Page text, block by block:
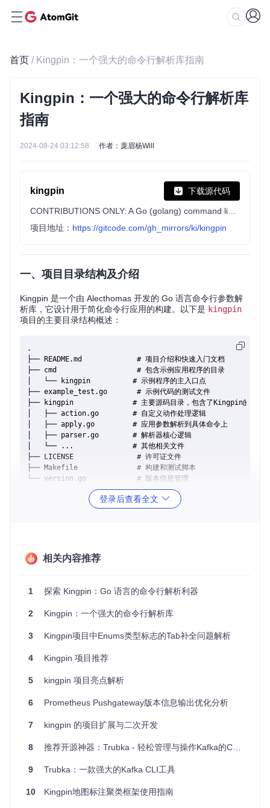
首页 / Kingpin：一个强大的命令行解析库指南
Kingpin：一个强大的命令行解析库
指南
2024-08-24 03:12:58 作者：庞眉杨Will
kingpin 下载源代码
项目地址： https://gitcode.com/gh_mirrors/ki/kingpin
一、项目目录结构及介绍
Kingpin 是一个由 Alecthomas 开发的 Go 语言命令行参数解
析库，它设计用于简化命令行应用的构建。以下是 kingpin
项目的主要目录结构概述：
.
├── README.md             # 项目介绍和快速入门文档
├── cmd                   # 包含示例应用程序的目录
│   └── kingpin          # 示例程序的主入口点
├── example_test.go       # 示例代码的测试文件
├── kingpin              # 主要源码目录，包含了Kingpin的核心功
│   ├── action.go        # 自定义动作处理逻辑
│   ├── apply.go         # 应用参数解析到具体命令上
│   ├── parser.go        # 解析器核心逻辑
│   └── ...              # 其他相关文件
├── LICENSE               # 许可证文件
├── Makefile              # 构建和测试脚本
└── version.go            # 版本信息管理
二、项目的启动文件介绍
在cmd/kingpin
目录下通常能找到项目的一个或多个启动文
件，它们是演示如何集成 Kingpin 到你的Go应用中的例子。这
些启动文件展示了如何定义命令、选项和标志，以及如何运行
解析后的命令。虽然这个特定仓库可能主要侧重于库的开发，
而不是一个独立的应用程序，但通过研究这些示例，你可以学
到如何初始化 Kingpin 实例，设置命令和参数，并且处理用户
package main
import (
"kingpin"
"."
main
{
登录后查看全文
相关内容推荐
1 探索 Kingpin：Go 语言的命令行解析利器
2 Kingpin：一个强大的命令行解析库
3 Kingpin项目中Enums类型标志的Tab补全问题解析
4 Kingpin 项目推荐
5 kingpin 项目亮点解析
6 Prometheus Pushgateway版本信息输出优化分析
7 kingpin 的项目扩展与二次开发
8 推荐开源神器：Trubka - 轻松管理与操作Kafka的CLI工具
9 Trubka：一款强大的Kafka CLI工具
10 Kingpin地图标注聚类框架使用指南